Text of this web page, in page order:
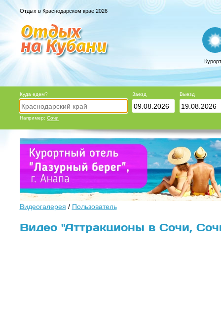
Отдых в Краснодарском крае 2026
Куда едем?
Например: Сочи
Заезд Выезд
Видеогалерея / Пользователь
Видео "Аттракционы в Сочи,